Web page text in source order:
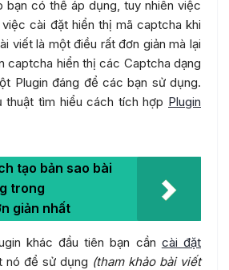
bạn có thể áp dụng, tuy nhiên việc
cài đặt hiển thị mã captcha khi
viết là một điều rất đơn giản mà lại
captcha hiển thị các Captcha dạng
Plugin đáng để các bạn sử dụng.
thuật tìm hiểu cách tích hợp Plugin
tạo bản sao bài
trong
giản nhất
khác đầu tiên bạn cần cài đặt
nó để sử dụng (tham khảo bài viết